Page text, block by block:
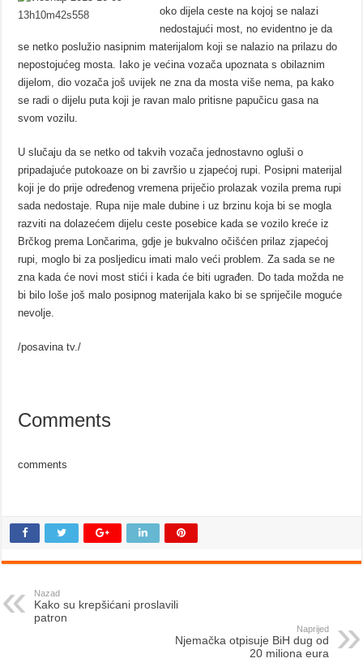
oko dijela ceste na kojoj se nalazi
nedostajući most, no evidentno je da
se netko poslužio nasipnim materijalom koji se nalazio na prilazu do
nepostojućeg mosta. Iako je većina vozača upoznata s obilaznim
dijelom, dio vozača još uvijek ne zna da mosta više nema, pa kako
se radi o dijelu puta koji je ravan malo pritisne papučicu gasa na
svom vozilu.
U slučaju da se netko od takvih vozača jednostavno ogluši o
pripadajuće putokoaze on bi završio u zjapećoj rupi. Posipni materijal
koji je do prije određenog vremena priječio prolazak vozila prema rupi
sada nedostaje. Rupa nije male dubine i uz brzinu koja bi se mogla
razviti na dolazećem dijelu ceste posebice kada se vozilo kreće iz
Brčkog prema Lončarima, gdje je bukvalno očišćen prilaz zjapećoj
rupi, moglo bi za posljedicu imati malo veći problem. Za sada se ne
zna kada će novi most stići i kada će biti ugrađen. Do tada možda ne
bi bilo loše još malo posipnog materijala kako bi se spriječile moguće
nevolje.
/posavina tv./
Comments
comments
Nazad
Kako su krepšićani proslavili
patron
Naprijed
Njemačka otpisuje BiH dug od
20 miliona eura